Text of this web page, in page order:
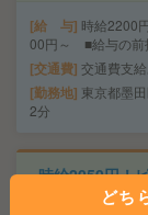
給 与 時給2200
00円～ ■給与の前
交通費 交通費支給
勤務地 東京都墨
2分
時給2050円！
勤務＊2名の
どち